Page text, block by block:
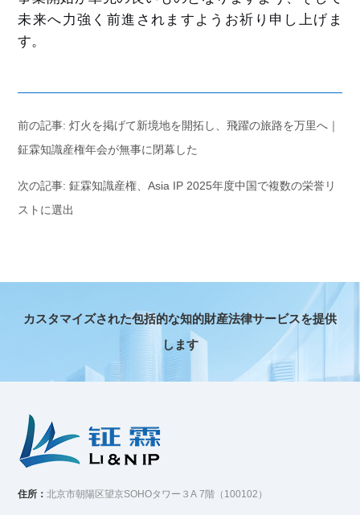
未来へ力強く前進されますようお祈り申し上げま
す。
前の記事: 灯火を掲げて新境地を開拓し、飛躍の旅路を万里へ｜
鉦霖知識産権年会が無事に閉幕した
次の記事: 鉦霖知識産権、Asia IP 2025年度中国で複数の栄誉リ
ストに選出
カスタマイズされた包括的な知的財産法律サービスを提供
します
住所：北京市朝陽区望京SOHOタワー３A 7階（100102）